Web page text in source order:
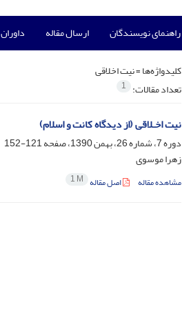
راهنمای نویسندگان ارسال مقاله داوران
کلیدواژه‌ها =نیت اخلاقی
تعداد مقالات: 1
نیت اخـلاقی (از دیدگاه کانت و اسلام)
دوره 7، شماره 26، بهمن 1390، صفحه
121-152
زهرا موسوی
مشاهده مقاله اصل مقاله 1 M